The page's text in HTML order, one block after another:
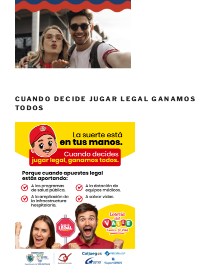
CUANDO DECIDE JUGAR LEGAL GANAMOS
TODOS